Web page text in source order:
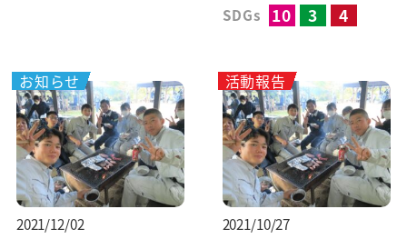
SDGs 10 3 4
お知らせ
2021/12/02
活動報告
2021/10/27